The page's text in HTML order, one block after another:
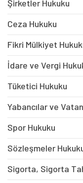
Şirketler Hukuku
Ceza Hukuku
Fikri Mülkiyet
İdare ve Vergi
Tüketici Hukuku
Yabancılar ve
Spor Hukuku
Sözleşmeler
Sigorta, Sigorta